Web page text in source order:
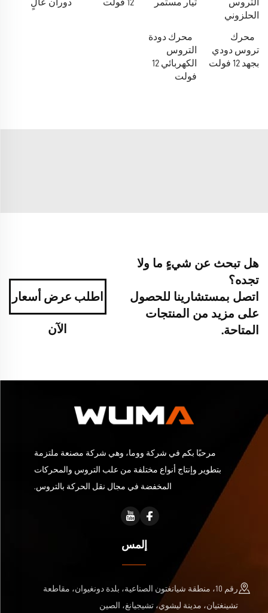
التروس
الحلزوني
تيار مستمر
12 فولت
دوران عالٍ
محرك
تروس دودي
بجهد 12 فولت
محرك دودة
التروس
الكهربائي 12
فولت
هل تبحث عن شيءٍ ما ولا
تجده؟
اتصل بمستشارينا للحصول
على مزيد من المنتجات
المتاحة.
اطلب عرض أسعار
الآن
مرحبًا بكم في شركة ووما، وهي شركة مصنعة ملتزمة
بتطوير وإنتاج أنواع مختلفة من علب التروس والمحركات
المخفضة في مجال نقل الحركة بالتروس.
إلمس
رقم 10، منطقة شيانغتون الصناعية، بلدة دونغيوان، مقاطعة
تشينغتيان، مدينة ليشوي، تشيجيانغ، الصين